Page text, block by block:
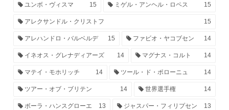
ユンボ・ヴィスマ 15 ミゲル・アンヘル・ロペス 15
アレクサンドル・クリストフ 15
アレハンドロ・バルベルデ 15 ファビオ・ヤコブセン 14
イネオス・グレナディアーズ 14 マグナス・コルト 14
マテイ・モホリッチ 14 ツール・ド・ポローニュ 14
ツアー・オブ・ブリテン 14 世界選手権 14
ボーラ・ハンスグローエ 13 ジャスパー・フィリプセン 13